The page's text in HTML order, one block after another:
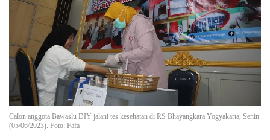
Calon anggota Bawaslu DIY jalani tes kesehatan di RS Bhayangkara Yogyakarta, Senin
(05/06/2023). Foto: Fafa